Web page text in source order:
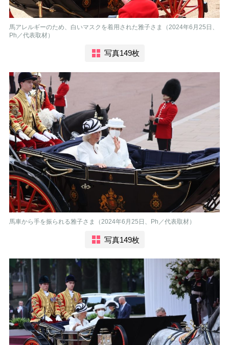
馬アレルギーのため、白いマスクを着用された雅子さま（2024年6月25日、
Ph／代表取材）
写真149枚
馬車から手を振られる雅子さま（2024年6月25日、Ph／代表取材）
写真149枚